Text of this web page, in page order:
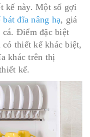
kế này. Một số gợi
bát đĩa nâng hạ, giá
cá. Điểm đặc biệt
thiết kế khác biệt,
khác trên thị
kế.